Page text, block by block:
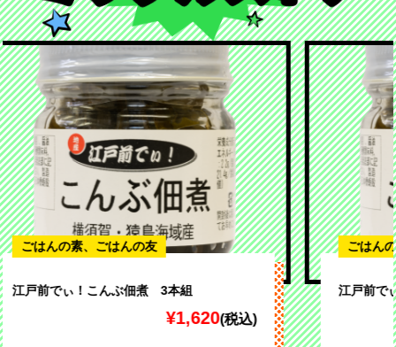
ごはんの素、ごはんの友
江戸前でぃ！茎わかめ 3本組
¥1,620(税込)